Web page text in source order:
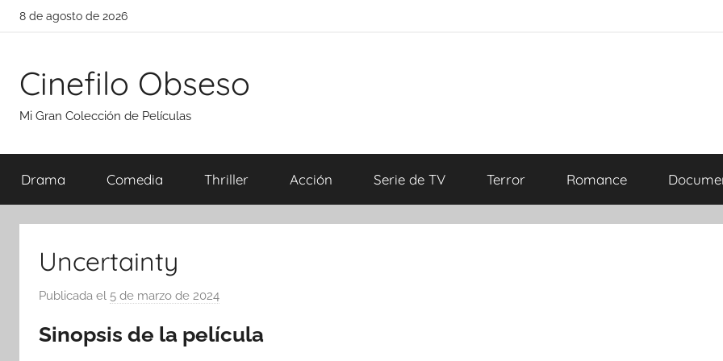
Saltar
8 de agosto de 2026
Cinefilo Obseso
Mi Gran Colección de Películas
Drama Comedia Thriller Acción Serie de TV Terror Romance
Uncertainty
Publicada el 5 de marzo de 2024
r
Sinopsis de la película